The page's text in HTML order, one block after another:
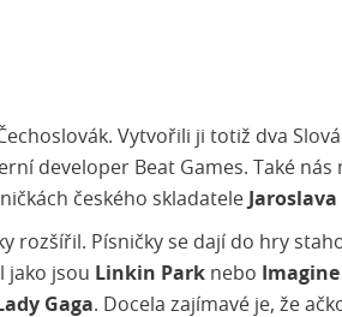
Vytvořili ji totiž dva
developer Beat Games. Také nás
českého skladatele
rozšířil. Písničky se dají do hry
jako jsou Linkin Park nebo
Gaga. Docela zajímavé je, že